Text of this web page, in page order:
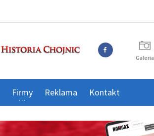
Galeria
Firmy Reklama Kontakt